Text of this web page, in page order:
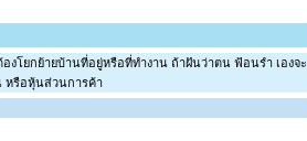
งโยกย้ายบ้านที่อยู่หรือที่ทำงาน ถ้าฝันว่าตน ฟ้อนรำ เองจะ
หรือหุ้นส่วนการค้า